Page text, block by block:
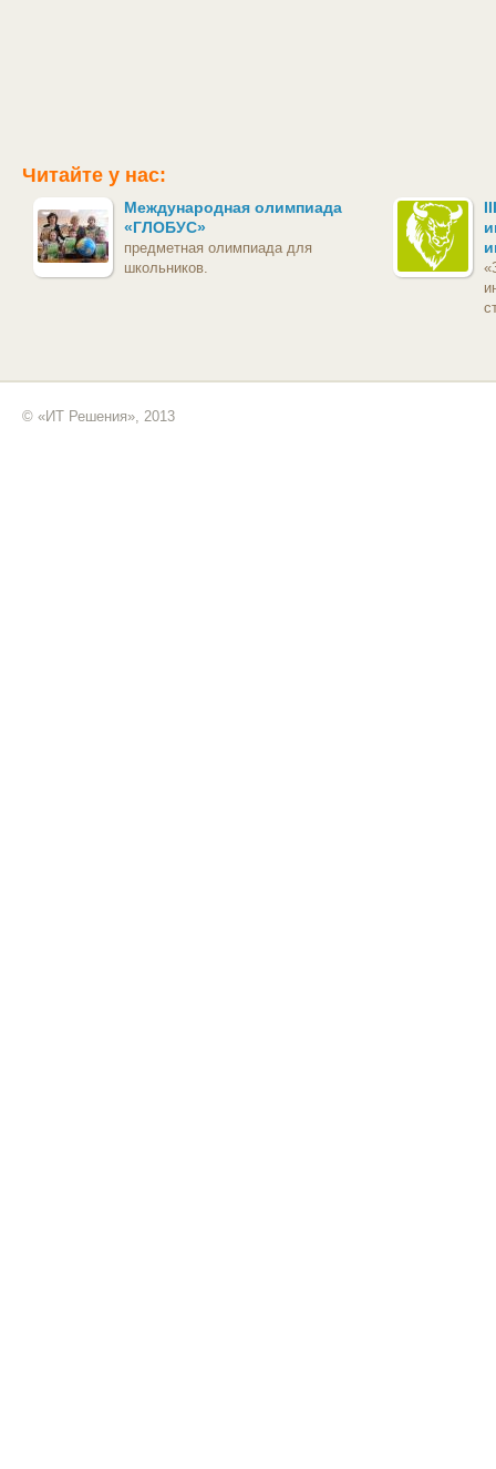
Читайте у нас:
Международная олимпиада
«ГЛОБУС»
предметная олимпиада для
школьников.
© «ИТ Решения», 2013